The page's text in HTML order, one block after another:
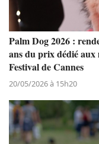
Palm Dog 2026 :
ans du prix dédié aux
Festival de Cannes
20/05/2026 à 15h20